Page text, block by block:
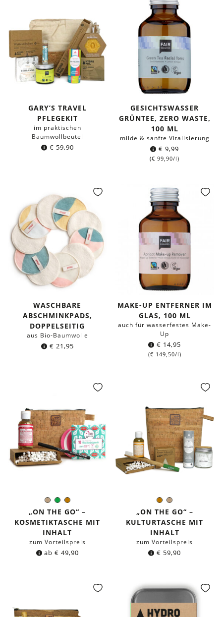
GARY’S TRAVEL
PFLEGEKIT
im praktischen
Baumwollbeutel
€ 59,90
GESICHTSWASSER
GRÜNTEE, ZERO WASTE,
100 ML
milde & sanfte Vitalisierung
€ 9,99
(€ 99,90/l)
WASCHBARE
ABSCHMINKPADS,
DOPPELSEITIG
aus Bio-Baumwolle
€ 21,95
MAKE-UP ENTFERNER IM
GLAS, 100 ML
auch für wasserfestes Make-
Up
€ 14,95
(€ 149,50/l)
Hellbraun
GrünBraun
Farbe:
„ON THE GO“ –
KOSMETIKTASCHE MIT
INHALT
zum Vorteilspreis
ab€ 49,90
BraunHellbraun
Farbe:
„ON THE GO“ –
KULTURTASCHE MIT
INHALT
zum Vorteilspreis
€ 59,90